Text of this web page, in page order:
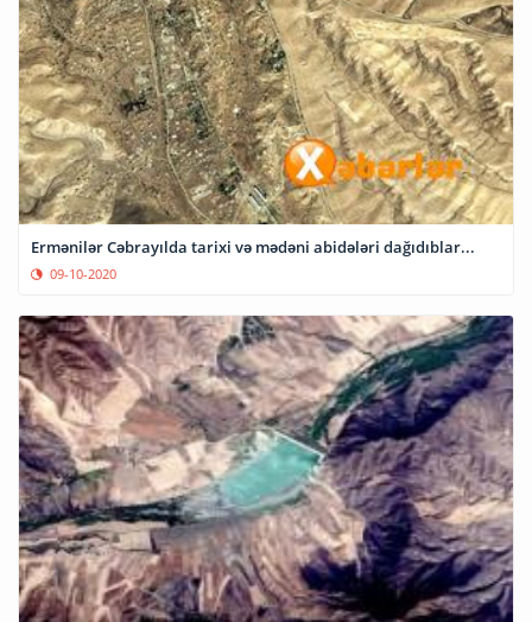
Ermənilər Cəbrayılda tarixi və mədəni abidələri dağıdıblar...
09-10-2020